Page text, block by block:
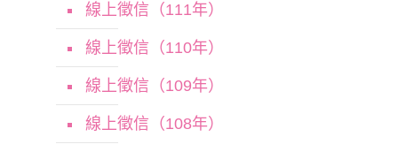
線上徵信（111年）
線上徵信（110年）
線上徵信（109年）
線上徵信（108年）